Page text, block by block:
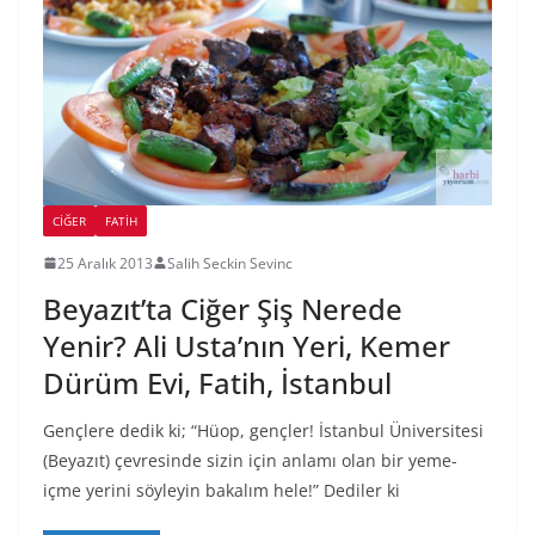
CIĞER FATIH
25 Aralık 2013 Salih Seckin Sevinc
Beyazıt’ta Ciğer Şiş Nerede
Yenir? Ali Usta’nın Yeri, Kemer
Dürüm Evi, Fatih, İstanbul
Gençlere dedik ki; “Hüop, gençler! İstanbul Üniversitesi
(Beyazıt) çevresinde sizin için anlamı olan bir yeme-
içme yerini söyleyin bakalım hele!” Dediler ki